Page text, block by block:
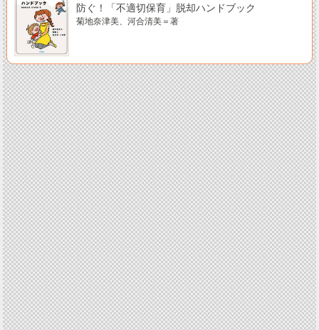
防ぐ！「不適切保育」脱却ハンドブック
菊地奈津美、河合清美＝著